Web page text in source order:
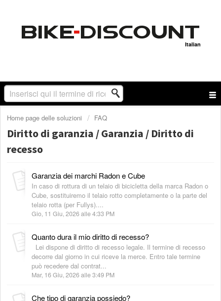
Italian
Home page delle soluzioni FAQ
Diritto di garanzia / Garanzia / Diritto di
recesso
Garanzia dei marchi Radon e Cube
In caso di rottura di un telaio di bicicletta della marca Radon o
Cube, sostituiremo il telaio rotto completamente o la parte del
telaio rotta (per Fullys)....
Gio, 11 Giu, 2026 alle 4:33 PM
Quanto dura il mio diritto di recesso?
Lei dispone di diritto di recesso legale. Il termine di recesso
decorre dal giorno in cui riceve la merce. Entro tale termine
può recedere dal contrat...
Mar, 16 Giu, 2026 alle 3:49 PM
Che tipo di garanzia possiedo?